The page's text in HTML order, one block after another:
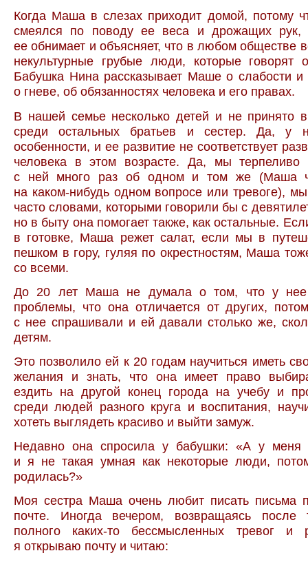
Когда Маша в слезах приходит домой, потому
смеялся по поводу ее веса и дрожащих рук,
ее обнимает и объясняет, что в любом обществе
некультурные грубые люди, которые говорят
Бабушка Нина рассказывает Маше о слабости
о гневе, об обязанностях человека и его правах.
В нашей семье несколько детей и не принято
среди остальных братьев и сестер. Да, у
особенности, и ее развитие не соответствует
человека в этом возрасте. Да, мы терпеливо
с ней много раз об одном и том же (Маша
на каком-нибудь одном вопросе или тревоге),
часто словами, которыми говорили бы с
но в быту она помогает также, как остальные.
в готовке, Маша режет салат, если мы в
пешком в гору, гуляя по окрестностям, Маша
со всеми.
До 20 лет Маша не думала о том, что у нее
проблемы, что она отличается от других,
с нее спрашивали и ей давали столько же,
детям.
Это позволило ей к 20 годам научиться иметь
желания и знать, что она имеет право
ездить на другой конец города на учебу и
среди людей разного круга и воспитания,
хотеть выглядеть красиво и выйти замуж.
Недавно она спросила у бабушки: «А у меня
и я не такая умная как некоторые люди,
родилась?»
Моя сестра Маша очень любит писать письма
почте. Иногда вечером, возвращаясь после
полного каких-то бессмысленных тревог и
я открываю почту и читаю: